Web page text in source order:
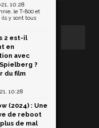
10:28
le T-800 et
ils y sont tous
2 est-il
en
avec
?
du film
10:28
(2024) : Une
de reboot
de mal